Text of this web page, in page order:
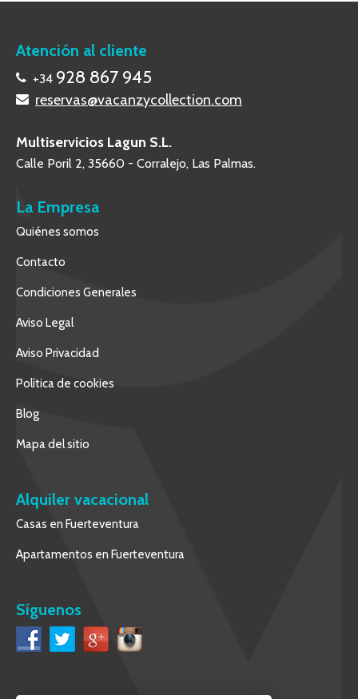
Atención al cliente
+34 928 867 945
reservas@vacanzycollection.com
Multiservicios Lagun S.L.
Calle Poril 2, 35660 - Corralejo, Las Palmas.
La Empresa
Quiénes somos
Contacto
Condiciones Generales
Aviso Legal
Aviso Privacidad
Política de cookies
Blog
Mapa del sitio
Alquiler vacacional
Casas en Fuerteventura
Apartamentos en Fuerteventura
Síguenos